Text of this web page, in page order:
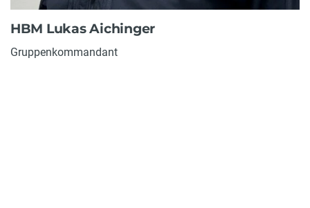
HBM Lukas Aichinger
Gruppenkommandant